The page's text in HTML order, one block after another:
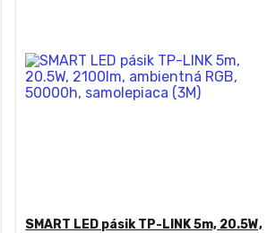
SMART LED pásik TP-LINK 5m, 20.5W,